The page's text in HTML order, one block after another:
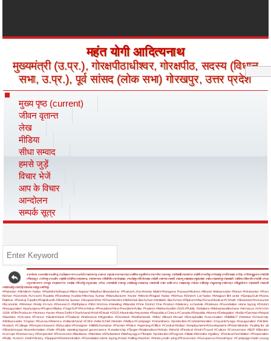
महंत योगी आदित्यनाथ
मुख्यमंत्री (उ.प्र.), गोरक्षपीठाधीश्वर, गोरक्षपीठ, सदस्य (विधान
सभा, उ.प्र.), पूर्व सांसद (लोक सभा) गोरखपुर, उत्तर प्रदेश
मुख्य पृष्ठ (current)
जीवन वृतान्त
लेख
मीडिया
सीधा सम्वाद
हमसे जुड़ें
विचार भेजें
आप के विचार
आन्दोलन
सम्पर्क सूत्र
#अयोध्या #अमरोहा #अलीगढ़ #अंबेडकर नगर#अमेठी #आजमगढ़ #आगरा #इटावा #उन्नाव#एटा#औरैया#कुशीनगर #कन्नौज #कानपुर #कौशाम्बी #कासगंज #खीरी#गाजीपुर#गोरखपुर #गाजियाबाद #गोंडा #गौतमबुद्धनगर #चंदौली
#चित्रकूट #जौनपुर #जालौन #झांसी #देवरिया #प्रतापगढ़ #प्रयागराज #पीलीभीत #फर्रुखाबाद #फतेहपुर #फिरोजाबाद #बरेली #बागपत #बस्ती #बदायूं #बहराइच #बुलंदशहर #बांदा #बलरामपुर #बाराबंकी #बलिया #बिजनौर #भदोही #मऊ
#मुजफ्फरनगर #मथुरा #महाराजगंज #महोबा #मिर्जापुर #मुरादाबाद #मेरठ #रायबरेली #रामपुर #ललितपुर #लखनऊ #वाराणसी #संत कबीर नगर #सहारनपुर #संभल #सीतापुर #सुल्तानपुर #सोनभद्र#सिद्धार्थनगर #श्रावस्ती #शामली
#शाहजहांपुर #हरदोई #हाथरस#हापुड़ #हमीरपुर
#Pakistan #Akhilesh Yadav #Padmini Kolhapuri #Boni Kapoor #Madhur Bhandarkar #Prakash Jha #Hema Malini #Kangana Ranaut #Actress #Brand Ambassador #News #Hindustan #Ravi
Kishan #Govinda #Urvashi Rautela #Randeep Hudda #Akshay Kumar #Manufacturer #actor #Movie #Rajpal Yadav #Nirhua #Dinesh Lal Yadav #bhojpuri film actor #SanjayDutt #Nana
Patekar #Pankaj Tripathi#Rajinikanth#Shekhar Suman #Anupam Kher #Dharmendra#Abhishek Bachchan #Amitabh Bachchan #Flipkart#Aaj#Grand festival #Chhath #Shaheed #Honoured
#Economic #Woman #Help #crore #Research #birthplace #Shri Krishna #meeting #Mandal #One District One Product #delivery schedule #Release #Foundation stone laying #District
#Inauguration #pariyojana #Project #Baba #Yogi #UP #First #Asia #President #Vice President #Uttar Pradesh #Maha Kumbh-2025 #Public Relations #Mahamandleshwar #Acharya #shri shri
1008 #Film Producer #Actress #actor#New Delhi #Jharkhand #Holi #Diwali #2025 #Australia #myanmar #Republica Checa#Canada #Republic #Korea #Delegation #India #German #Nepal
#Sweden #Ukraine #France #Switzerland #Thailand #Indonesia #Argentina #Denmark #Netherlands #MoU #Brazil #Israel #Encephalitis #vaccination #MMMUT #mmmut #University
#Ambassador #Japan #Russia #America #Uttarakhand #CM in India #chief minister #Aditya #Campaign #cleanliness #prelection #Commemoration #Jayanti #yoga #inauguration #Victims
#kalash #College #Respect #award #Education #Foreigner #AIIMS #seminar #Farmer #Police #opening #Office #Central #Indian #employment #Development #Prime Minister #safety for all
#Shankhnaad #transformation #Vote #Public meeting #good governance #Leadership #Target #Nationalism #Hindu #World #Festival #Holi #Travel #Culture #Conversion #BJP #Election
#corrupt #Democracy #Respected #Procession #flambeau #Member of Parliament #Mahayagya #Temple #prelection #Program #State #Wreaths #gallery #Festival #exhibition #Preparation
#Rally #conch shell #Victory #Support #Demonstration #Foundation stone laying #road #sitting #worker #hindu youth wing #Procession #Guruparva #Gorakhpur #Campaign #add young